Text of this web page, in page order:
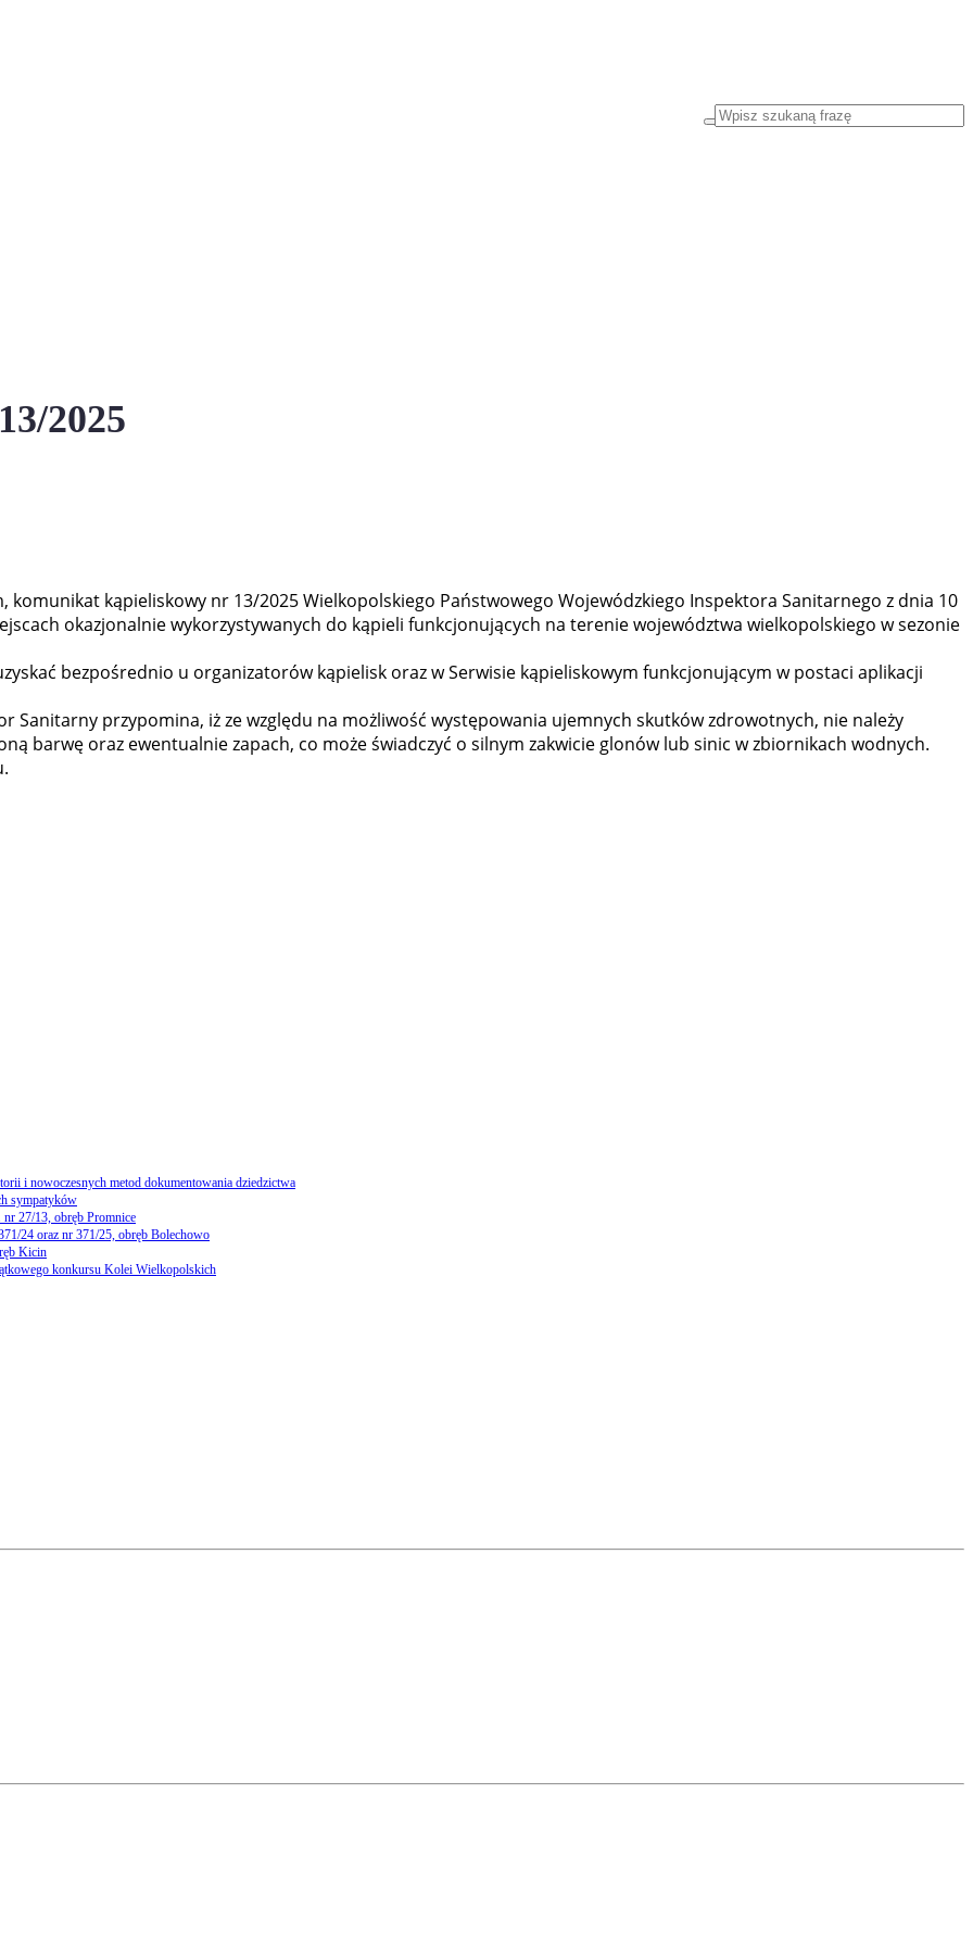
2025
komunikat kąpieliskowy nr 13/2025 Wielkopolskiego Państwowego Wojewódzkiego Inspektora Sanitarnego z dnia 10
okazjonalnie wykorzystywanych do kąpieli funkcjonujących na terenie województwa wielkopolskiego w sezonie
bezpośrednio u organizatorów kąpielisk oraz w Serwisie kąpieliskowym funkcjonującym w postaci aplikacji
Sanitarny przypomina, iż ze względu na możliwość występowania ujemnych skutków zdrowotnych, nie należy
barwę oraz ewentualnie zapach, co może świadczyć o silnym zakwicie glonów lub sinic w zbiornikach wodnych.
i nowoczesnych metod dokumentowania dziedzictwa
sympatyków
nr 27/13, obręb Promnice
24 oraz nr 371/25, obręb Bolechowo
Kicin
konkursu Kolei Wielkopolskich